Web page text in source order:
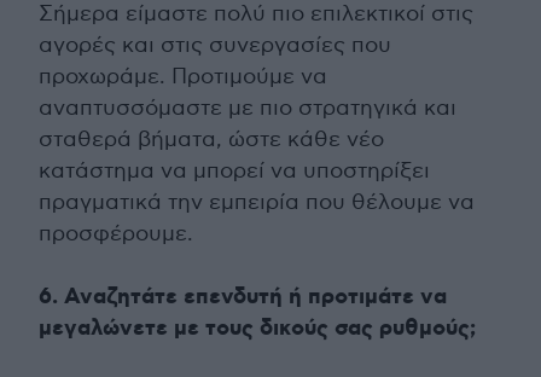
Σήμερα είμαστε πολύ πιο επιλεκτικοί στις
αγορές και στις συνεργασίες που
προχωράμε. Προτιμούμε να
αναπτυσσόμαστε με πιο στρατηγικά και
σταθερά βήματα, ώστε κάθε νέο
κατάστημα να μπορεί να υποστηρίξει
πραγματικά την εμπειρία που θέλουμε να
προσφέρουμε.
6. Αναζητάτε επενδυτή ή προτιμάτε να
μεγαλώνετε με τους δικούς σας ρυθμούς;